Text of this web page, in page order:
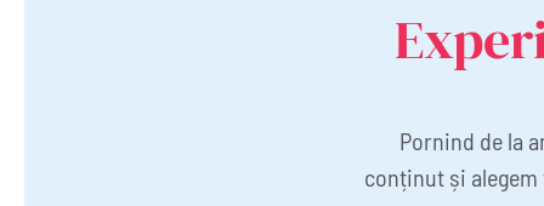
Pornind de la
conținut și